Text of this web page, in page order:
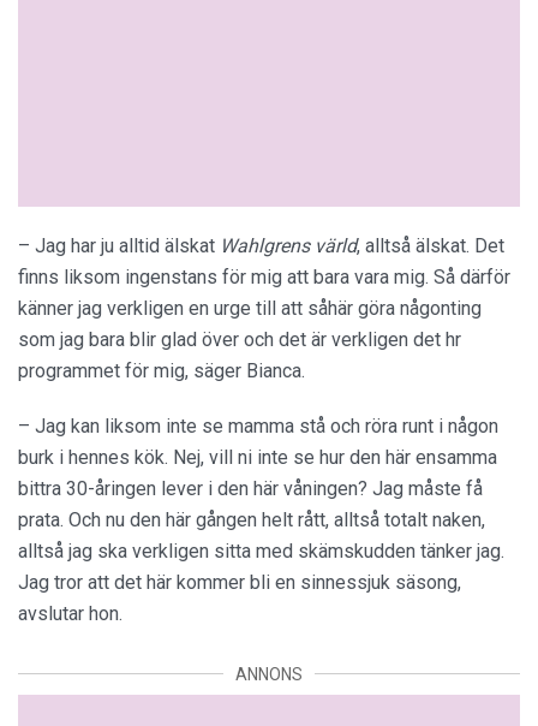
– Jag har ju alltid älskat Wahlgrens värld, alltså älskat. Det
finns liksom ingenstans för mig att bara vara mig. Så därför
känner jag verkligen en urge till att såhär göra någonting
som jag bara blir glad över och det är verkligen det hr
programmet för mig, säger Bianca.
– Jag kan liksom inte se mamma stå och röra runt i någon
burk i hennes kök. Nej, vill ni inte se hur den här ensamma
bittra 30-åringen lever i den här våningen? Jag måste få
prata. Och nu den här gången helt rått, alltså totalt naken,
alltså jag ska verkligen sitta med skämskudden tänker jag.
Jag tror att det här kommer bli en sinnessjuk säsong,
avslutar hon.
ANNONS